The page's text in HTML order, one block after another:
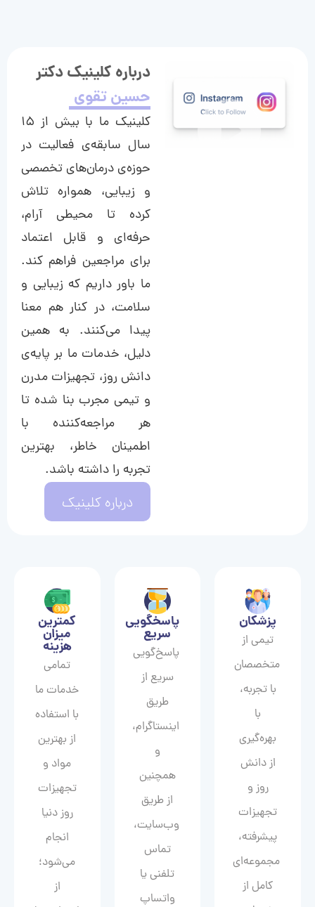
درباره کلینیک دکتر
حسین تقوی
کلینیک ما با بیش از ۱۵
سال سابقه‌ی فعالیت در
حوزه‌ی درمان‌های تخصصی
و زیبایی، همواره تلاش
کرده تا محیطی آرام،
حرفه‌ای و قابل اعتماد
برای مراجعین فراهم کند.
ما باور داریم که زیبایی و
سلامت، در کنار هم معنا
پیدا می‌کنند. به همین
دلیل، خدمات ما بر پایه‌ی
دانش روز، تجهیزات مدرن
و تیمی مجرب بنا شده تا
هر مراجعه‌کننده با
اطمینان خاطر، بهترین
تجربه را داشته باشد.
درباره کلینیک
پزشکان
تیمی از
متخصصان
با تجربه،
با
بهره‌گیری
از دانش
روز و
تجهیزات
پیشرفته،
مجموعه‌ای
کامل از
پاسخگویی
سریع
پاسخ‌گویی
سریع از
طریق
اینستاگرام،
و
همچنین
از طریق
وب‌سایت،
تماس
تلفنی یا
واتساپ
کمترین
میزان
هزینه
تمامی
خدمات ما
با استفاده
از بهترین
مواد و
تجهیزات
روز دنیا
انجام
می‌شود؛
از